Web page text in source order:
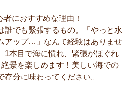
におすすめな理由！
誰でも緊張するもの。「やっと水
アップ…」なんて経験はありませ
1本目で海に慣れ、緊張がほぐれ
景を楽しめます！美しい海での
分に味わってください。